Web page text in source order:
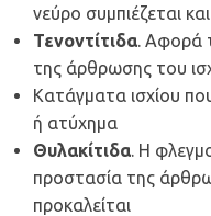
νεύρο συμπιέζεται
Τενοντίτιδα . Αφορά
της άρθρωσης του
Κατάγματα ισχίου
ή ατύχημα
Θυλακίτιδα . Η
προστασία της
προκαλείται